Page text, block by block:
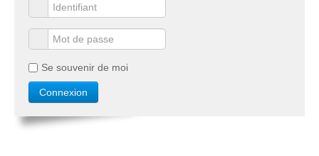
Se souvenir de moi